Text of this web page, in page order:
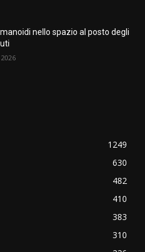
nello spazio al posto degli
1249
630
482
410
383
310